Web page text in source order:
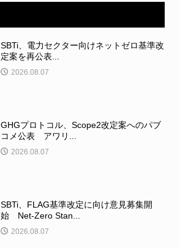
SBTi、電力セクター向けネットゼロ基準改
定案を再公表...
2026.08.07
GHGプロトコル、Scope2改定案へのパブ
コメ公表 アワリ...
2026.08.07
SBTi、FLAG基準改定に向け意見募集開
始 Net-Zero Stan...
2026.08.07